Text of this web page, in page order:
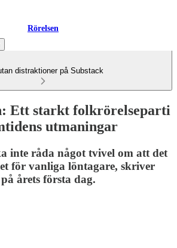
Rörelsen
distraktioner på Substack
Ett starkt folkrörelseparti
utmaningar
inte råda något tvivel om att det
för vanliga löntagare, skriver
årets första dag.